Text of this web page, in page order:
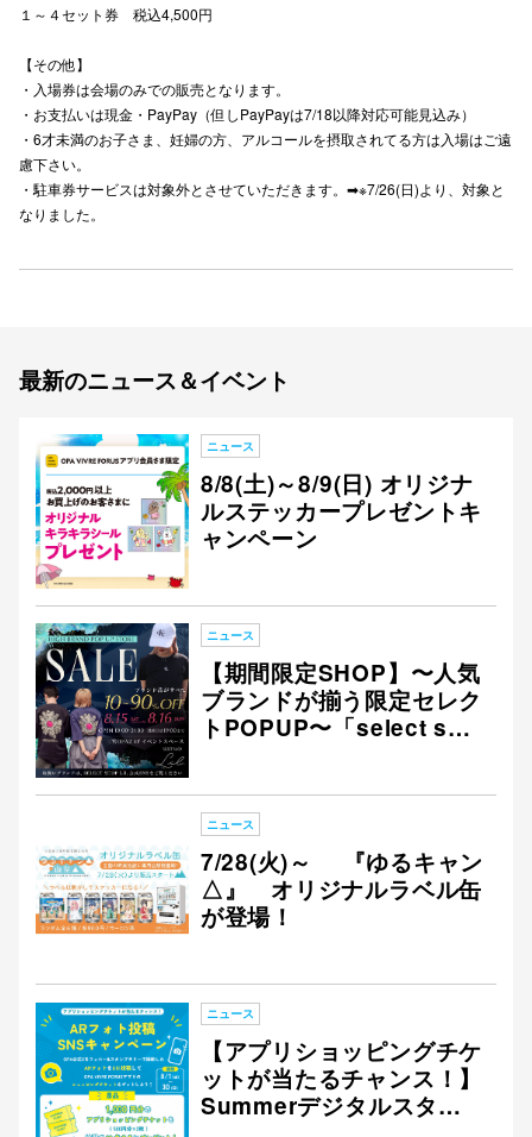
１～４セット券 税込4,500円
【その他】
・入場券は会場のみでの販売となります。
・お支払いは現金・PayPay（但しPayPayは7/18以降対応可能見込み）
・6才未満のお子さま、妊婦の方、アルコールを摂取されてる方は入場はご遠
慮下さい。
・駐車券サービスは対象外とさせていただきます。➡※7/26(日)より、対象と
なりました。
最新のニュース＆イベント
ニュース
8/8(土)～8/9(日) オリジナ
ルステッカープレゼントキ
ャンペーン
ニュース
【期間限定SHOP】〜人気
ブランドが揃う限定セレク
トPOPUP〜「select sho
ニュース
7/28(火)～ 『ゆるキャン
△』 オリジナルラベル缶
が登場！
ニュース
【アプリショッピングチケ
ットが当たるチャンス！】
Summerデジタルスタン